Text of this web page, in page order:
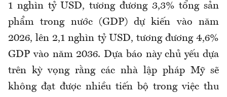
1 nghìn tỷ USD, tương đương 3,3% tổng sản
phẩm trong nước (GDP) dự kiến vào năm
2026, lên 2,1 nghìn tỷ USD, tương đương 4,6%
GDP vào năm 2036. Dựa báo này chủ yếu dựa
trên kỳ vọng rằng các nhà lập pháp Mỹ sẽ
không đạt được nhiều tiến bộ trong việc thu